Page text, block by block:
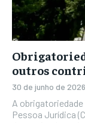
outros
30 de junho de 2026
A
Pessoa Jurídica